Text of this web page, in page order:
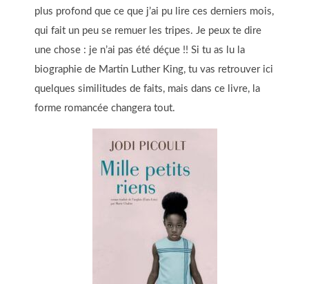
plus profond que ce que j’ai pu lire ces derniers mois,
qui fait un peu se remuer les tripes. Je peux te dire
une chose : je n’ai pas été déçue !! Si tu as lu la
biographie de Martin Luther King, tu vas retrouver ici
quelques similitudes de faits, mais dans ce livre, la
forme romancée changera tout.